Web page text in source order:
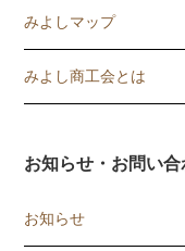
講習会
記帳相談指導
みよしマップ
みよし商工会とは
お知らせ・お問い合
お知らせ